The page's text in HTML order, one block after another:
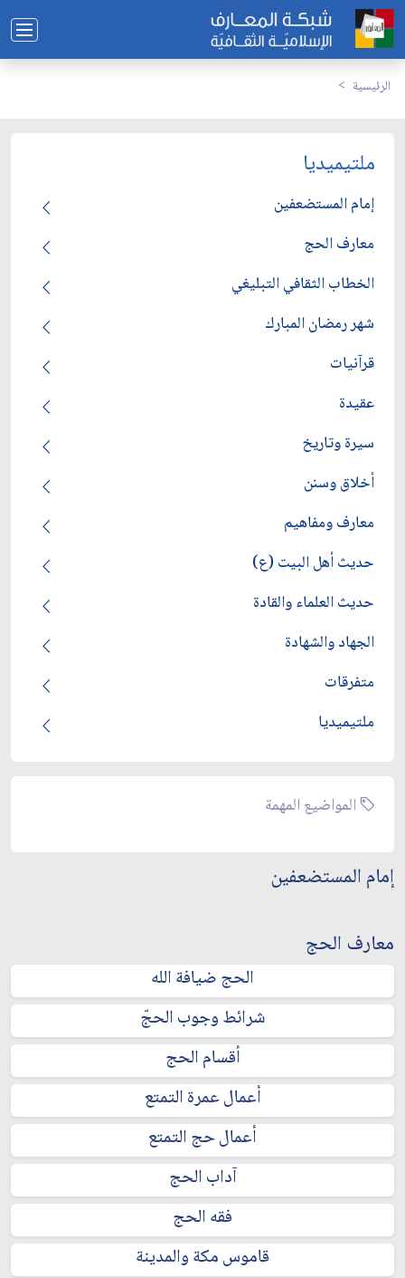
الرئيسية
ملتيميديا
إمام المستضعفين
معارف الحج
الخطاب الثقافي التبليغي
شهر رمضان المبارك
قرآنيات
عقيدة
سيرة وتاريخ
أخلاق وسنن
معارف ومفاهيم
حديث أهل البيت (ع)
حديث العلماء والقادة
الجهاد والشهادة
متفرقات
ملتيميديا
المواضيع المهمة
إمام المستضعفين
معارف الحج
الحج ضيافة الله
شرائط وجوب الحجّ
أقسام الحج
أعمال عمرة التمتع
أعمال حج التمتع
آداب الحج
فقه الحج
قاموس مكة والمدينة